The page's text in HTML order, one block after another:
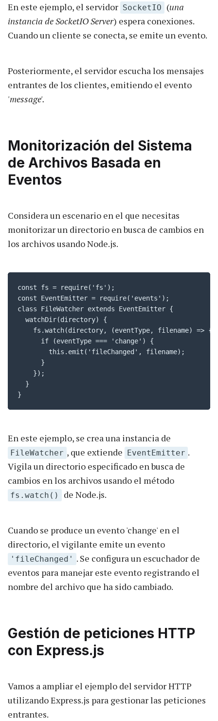
En este ejemplo, el servidor SocketIO (una
instancia de SocketIO Server) espera conexiones.
Cuando un cliente se conecta, se emite un evento.
Posteriormente, el servidor escucha los mensajes
entrantes de los clientes, emitiendo el evento
'message'.
Monitorización del Sistema
de Archivos Basada en
Eventos
Considera un escenario en el que necesitas
monitorizar un directorio en busca de cambios en
los archivos usando Node.js.
const fs = require('fs');
const EventEmitter = require('events');
class FileWatcher extends EventEmitter {
  watchDir(directory) {
    fs.watch(directory, (eventType, filename) => {
      if (eventType === 'change') {
        this.emit('fileChanged', filename);
      }
    });
  }
}
En este ejemplo, se crea una instancia de
FileWatcher , que extiende EventEmitter .
Vigila un directorio especificado en busca de
cambios en los archivos usando el método
fs.watch() de Node.js.
Cuando se produce un evento 'change' en el
directorio, el vigilante emite un evento
'fileChanged' . Se configura un escuchador de
eventos para manejar este evento registrando el
nombre del archivo que ha sido cambiado.
Gestión de peticiones HTTP
con Express.js
Vamos a ampliar el ejemplo del servidor HTTP
utilizando Express.js para gestionar las peticiones
entrantes.